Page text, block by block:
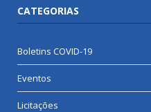
CATEGORIAS
Boletins COVID-19
Eventos
Licitações